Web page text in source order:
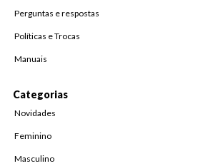
Perguntas e respostas
Políticas e Trocas
Manuais
Categorias
Novidades
Feminino
Masculino